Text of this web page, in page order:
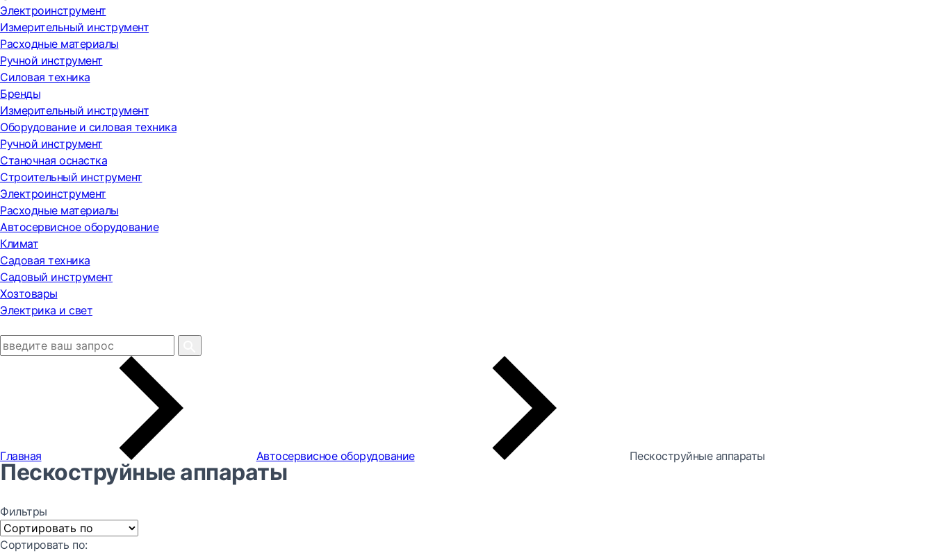
Электроинструмент
Измерительный инструмент
Расходные материалы
Ручной инструмент
Силовая техника
Бренды
Измерительный инструмент
Оборудование и силовая техника
Ручной инструмент
Станочная оснастка
Строительный инструмент
Электроинструмент
Расходные материалы
Автосервисное оборудование
Климат
Садовая техника
Садовый инструмент
Хозтовары
Электрика и свет
Главная Автосервисное оборудование Пескоструйные аппараты
Пескоструйные аппараты
Фильтры
Сортировать по: